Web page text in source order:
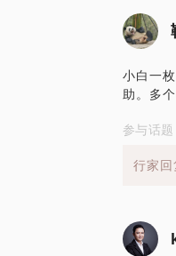
小白一
助。多
参与话
行家